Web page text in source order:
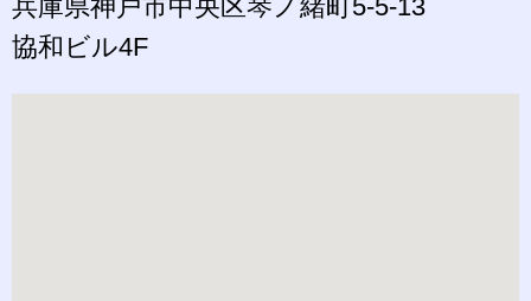
兵庫県神戸市中央区琴ノ緒町5-5-13
協和ビル4F